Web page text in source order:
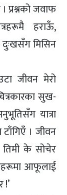
। प्रश्नको जवाफ
हराऊँ,
मिसिन
जीवन मेरो
सुख-
यात्रा
टाँगिएँ । जीवन
के सोचेर
आफूलाई